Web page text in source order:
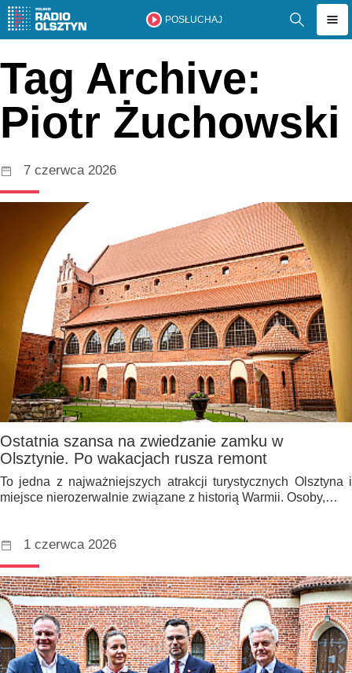
POSŁUCHAJ
Tag Archive:
Piotr Żuchowski
7 czerwca 2026
Ostatnia szansa na zwiedzanie zamku w
Olsztynie. Po wakacjach rusza remont
To jedna z najważniejszych atrakcji turystycznych Olsztyna i
miejsce nierozerwalnie związane z historią Warmii. Osoby,…
1 czerwca 2026